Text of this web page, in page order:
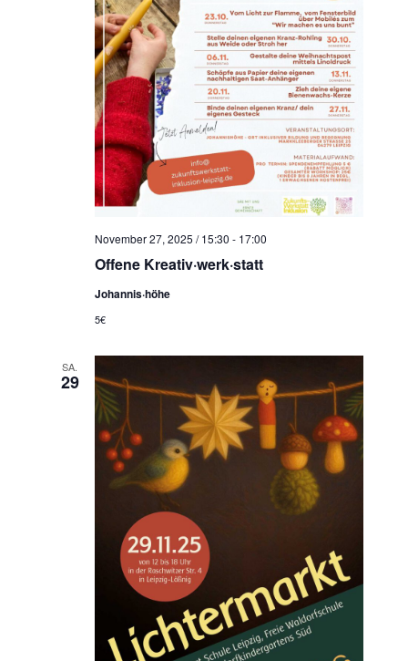
Offene Kreativ·werk·statt
November 27, 2025 / 15:30 - 17:00
Johannis·höhe
5€
SA.
29